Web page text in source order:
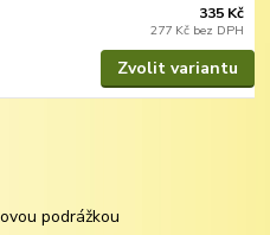
335 Kč
277 Kč bez DPH
Zvolit variantu
podrážkou